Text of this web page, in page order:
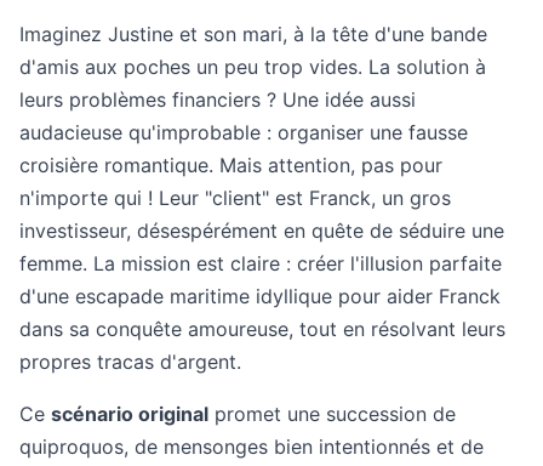
Imaginez Justine et son mari, à la tête d'une bande
d'amis aux poches un peu trop vides. La solution à
leurs problèmes financiers ? Une idée aussi
audacieuse qu'improbable : organiser une fausse
croisière romantique. Mais attention, pas pour
n'importe qui ! Leur "client" est Franck, un gros
investisseur, désespérément en quête de séduire une
femme. La mission est claire : créer l'illusion parfaite
d'une escapade maritime idyllique pour aider Franck
dans sa conquête amoureuse, tout en résolvant leurs
propres tracas d'argent.
Ce scénario original promet une succession de
quiproquos, de mensonges bien intentionnés et de